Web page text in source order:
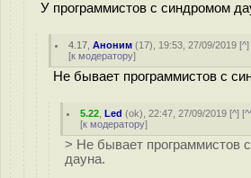
У программистов с синдромом
4.17 ,Аноним (17), 19:53, 27/09/2019 [^]
[к модератору]
Не бывает программистов с
5.22 ,Led (ok), 22:47, 27/09/2019 [^] [
[к модератору]
> Не бывает программистов
дауна.